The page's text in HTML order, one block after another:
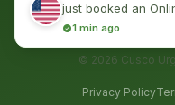
© 2026 Cusco
Privacy Policy
just booked an
1 min ago